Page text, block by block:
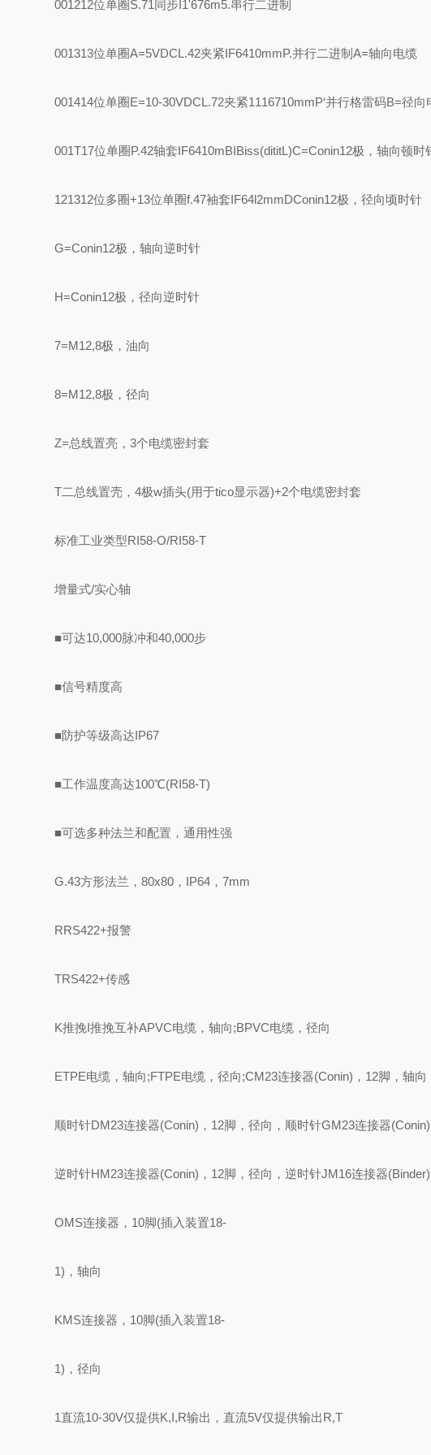
001212位单圈S.71同步I1'676m5.串行二进制
001313位单圈A=5VDCL.42夹紧IF6410mmP.并行二进制A=轴向电缆
001414位单圈E=10-30VDCL.72夹紧1116710mmP‘并行格雷码B=径向
001T17位单圈P.42轴套IF6410mBIBiss(dititL)C=Conin12极，轴向顿时
121312位多圈+13位单圈f.47袖套IF64l2mmDConin12极，径向顷时针
G=Conin12极，轴向逆时针
H=Conin12极，径向逆时针
7=M12,8极，油向
8=M12,8极，径向
Z=总线置亮，3个电缆密封套
T二总线置壳，4极w插头(用于tico显示器)+2个电缆密封套
标准工业类型RI58-O/RI58-T
增量式/实心轴
■可达10,000脉冲和40,000步
■信号精度高
■防护等级高达IP67
■工作温度高达100℃(RI58-T)
■可选多种法兰和配置，通用性强
G.43方形法兰，80x80，IP64，7mm
RRS422+报警
TRS422+传感
K推挽I推挽互补APVC电缆，轴向;BPVC电缆，径向
ETPE电缆，轴向;FTPE电缆，径向;CM23连接器(Conin)，12脚，轴向
顺时针DM23连接器(Conin)，12脚，径向，顺时针GM23连接器
逆时针HM23连接器(Conin)，12脚，径向，逆时针JM16连接器
OMS连接器，10脚(插入装置18-
1)，轴向
KMS连接器，10脚(插入装置18-
1)，径向
1直流10-30V仅提供K,I,R输出，直流5V仅提供输出R,T